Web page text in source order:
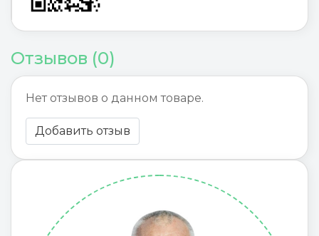
Отзывов (0)
Нет отзывов о данном товаре.
Добавить отзыв